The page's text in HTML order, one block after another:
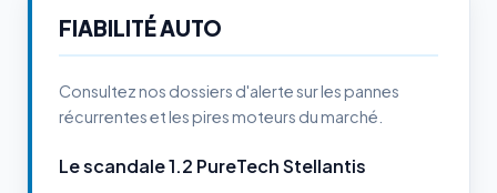
FIABILITÉ AUTO
Consultez nos dossiers d'alerte sur les pannes
récurrentes et les pires moteurs du marché.
Le scandale 1.2 PureTech Stellantis